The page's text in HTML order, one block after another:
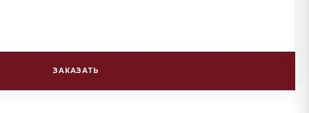
ЗАКАЗАТЬ